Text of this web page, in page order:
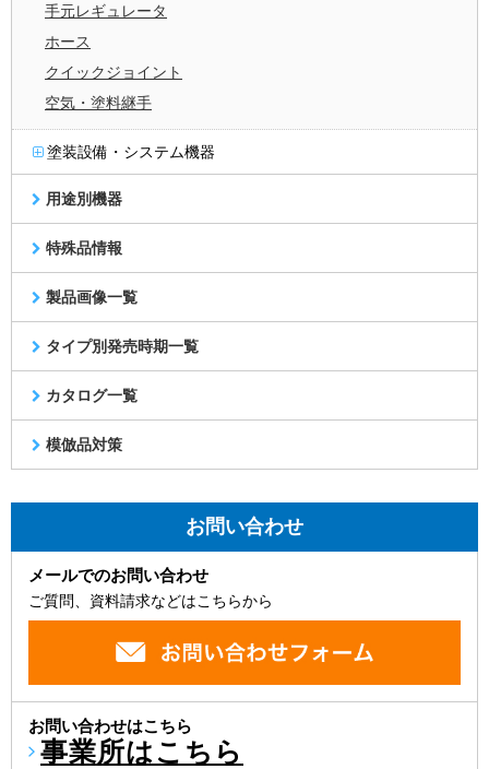
手元レギュレータ
ホース
クイックジョイント
空気・塗料継手
塗装設備・システム機器
用途別機器
特殊品情報
製品画像一覧
タイプ別発売時期一覧
カタログ一覧
模倣品対策
お問い合わせ
メールでのお問い合わせ
ご質問、資料請求などはこちらから
お問い合わせはこちら
事業所はこちら